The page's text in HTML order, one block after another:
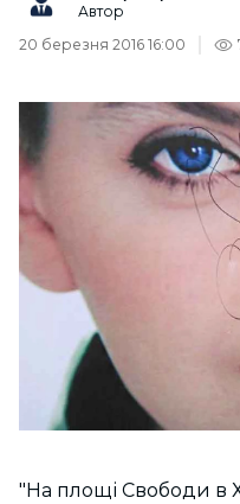
Автор
20 березня 2016 16:00
"На площі Свободи в